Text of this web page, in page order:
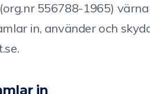
556788-1965)
in, använder och
in